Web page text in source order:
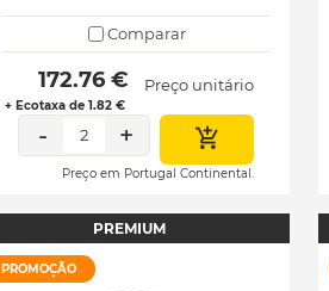
Comparar
172.76 €
+ Ecotaxa de 1.82 €
Preço unitário
- 2 +
Preço em Portugal Continental.
PREMIUM
PROMOÇÃO